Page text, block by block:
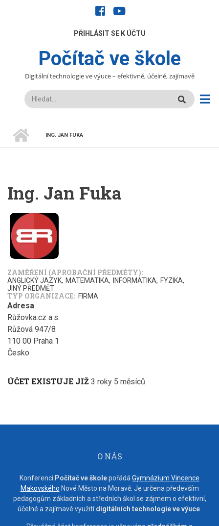
facebookyoutube
UŽIVATELÉPŘIHLÁSIT SE K ÚČTU
Počítač ve škole
Digitální technologie ve výuce – efektivně, účelně, zajímavě
Hledat
DROBEČKOVÁ
ING. JAN FUKA
Ing. Jan Fuka
ZAMĚŘENÍ (APROBAČNÍ PŘEDMĚTY)
ANGLICKÝ JAZYK MATEMATIKA INFORMATIKA
FYZIKA
JINÝ PŘEDMĚT
TYP ORGANIZACE FIRMA
Adresa
Růžovka.cz a.s.
Růžová 947/8
110 00 Praha 1
Česko
ÚČET EXISTUJE JIŽ 3 roky 5 měsíců
O NÁS
Konferenci Počítač ve školepořádá Gymnázium Vincence
Makovského Nové Město na Moravě. Je určena především
pedagogům základních a středních škol se zájmem o efektivní,
účelné a zajímavé využitídigitálních technologie ve výuce